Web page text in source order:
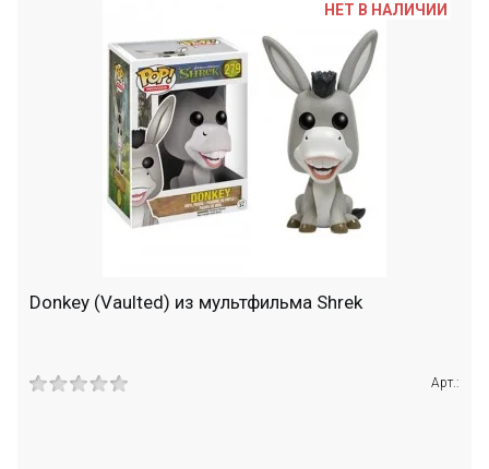
Donkey (Vaulted) из мультфильма Shrek
Арт.:
НЕТ В НАЛИЧИИ